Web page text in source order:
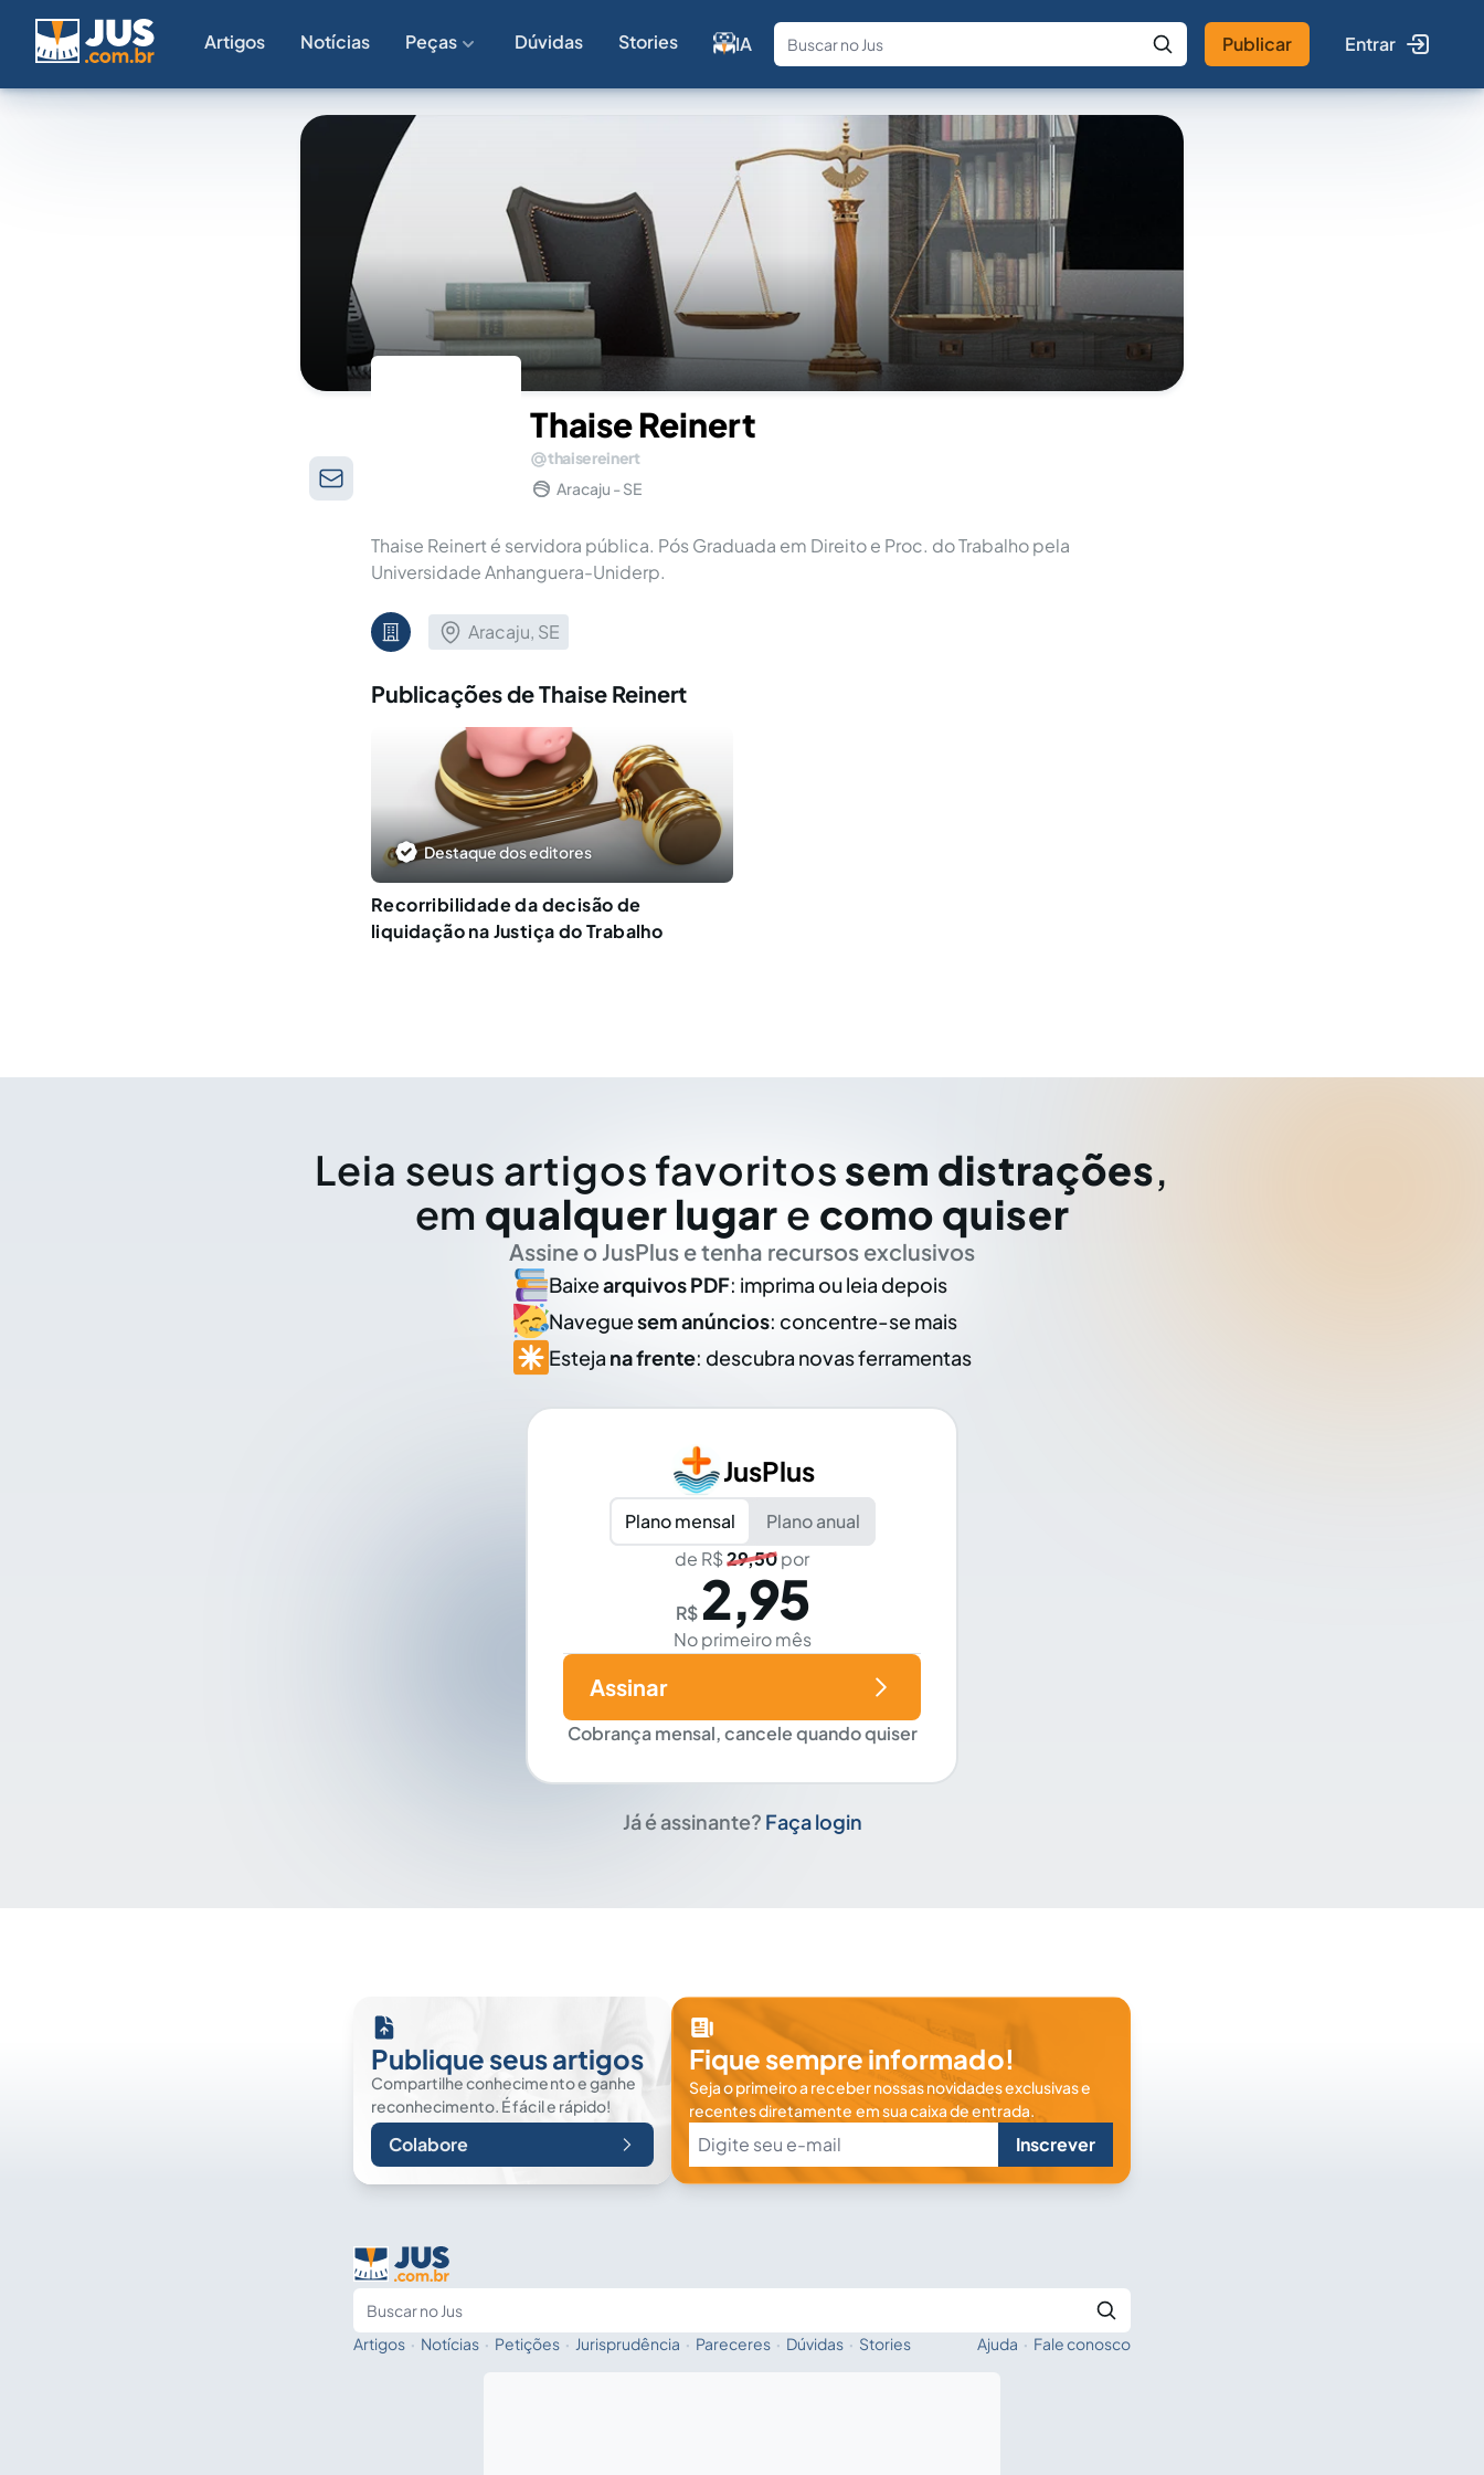
Artigos Notícias Peças Dúvidas Stories IA
Fale com a IA Buscar no Jus
Publicar Entrar
Thaise Reinert
thaisereinert
Aracaju - SE
Thaise Reinert é servidora pública. Pós Graduada em Direito e Proc. do Trabalho pela
Universidade Anhanguera-Uniderp.
Aracaju, SE
Publicações de Thaise Reinert
Destaque dos editores
Recorribilidade da decisão de
liquidação na Justiça do Trabalho
Leia seus artigos favoritos sem distrações,
em qualquer lugar e como quiser
Assine o JusPlus e tenha recursos exclusivos
Baixearquivos PDF: imprima ou leia depois
Naveguesem anúncios: concentre-se mais
Esteja na frente: descubra novas ferramentas
JusPlus
Plano mensal
Plano anual
de R$29,50por
R$ 2,95
No primeiro mês
Cobrança mensal, cancele quando quiser
Assinar
Já é assinante? Faça login
Publique seus artigos
Compartilhe conhecimento e ganhe
reconhecimento. É fácil e rápido!
Colabore
Fique sempre informado!
Seja o primeiro a receber nossas novidades exclusivas e
recentes diretamente em sua caixa de entrada.
Inscrever
Artigos · Notícias · Petições · Jurisprudência · Pareceres · Dúvidas · Stories Ajuda · Fale conosco